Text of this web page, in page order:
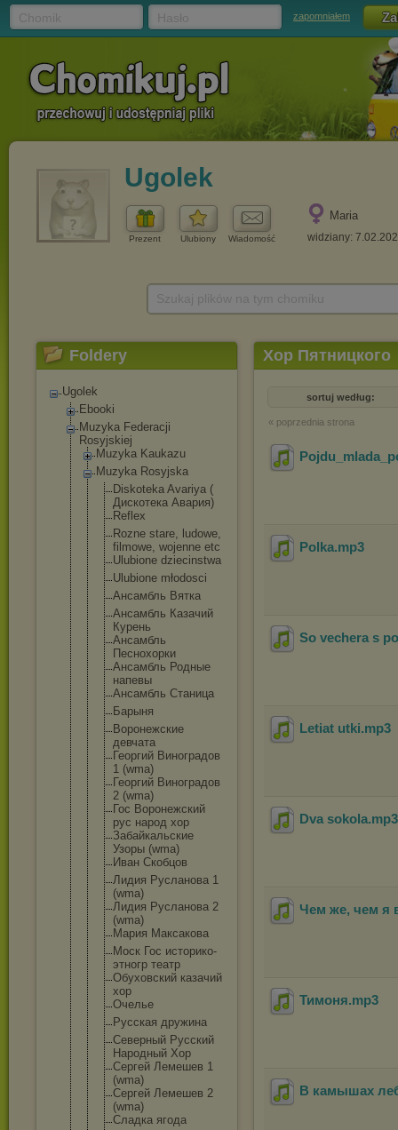
zapomniałem
Ugolek
Prezent Ulubiony Wiadomość
Maria
widziany:
Foldery
Ugolek
Ebooki
Muzyka Federacji
Rosyjskiej
Muzyka Kaukazu
Muzyka Rosyjska
Diskoteka Avariya (
Дискотека Авария)
Reflex
Rozne stare, ludowe,
filmowe, wojenne etc
Ulubione dziecinstwa
Ulubione młodosci
Ансамбль Вятка
Ансамбль Казачий
Курень
Ансамбль
Песнохорки
Ансамбль Родные
напевы
Ансамбль Станица
Барыня
Воронежские
девчата
Георгий Виноградов
1 (wma)
Георгий Виноградов
2 (wma)
Гос Воронежский
рус народ хор
Забайкальские
Узоры (wma)
Иван Скобцов
Лидия Русланова 1
(wma)
Лидия Русланова 2
(wma)
Мария Максакова
Моск Гос историко-
этногр театр
Обуховский казачий
хор
Очелье
Русская дружина
Северный Русский
Народный Хор
Сергей Лемешев 1
(wma)
Сергей Лемешев 2
(wma)
Сладка ягода
Хор Пятницкого
sortuj według:
« poprzednia strona
Polka.mp3
So vechera s
Letiat utki.mp3
Dva sokola
Чем же, чем я
Тимоня.mp3
В камышах